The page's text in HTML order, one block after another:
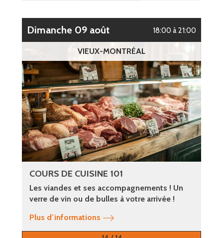
dimanche 09 août 18:00 à 21:00
VIEUX-MONTRÉAL
COURS DE CUISINE 101
Les viandes et ses accompagnements ! Un
verre de vin ou de bulles à votre arrivée !
Plus d’informations